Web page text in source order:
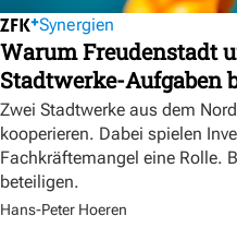
Synergien
Warum Freudenstadt
Stadtwerke-Aufgaben
Zwei Stadtwerke aus dem
kooperieren. Dabei spielen
Fachkräftemangel eine Rolle.
beteiligen.
Hans-Peter Hoeren